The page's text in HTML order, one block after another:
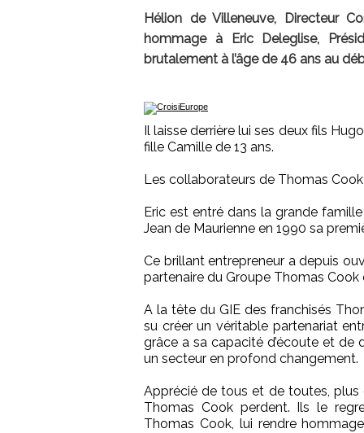
Hélion de Villeneuve, Directeur
hommage à Eric Deleglise,
brutalement à l’âge de 46 ans au
Il laisse derrière lui ses deux fils
fille Camille de 13 ans.
Les collaborateurs de Thomas
Eric est entré dans la grande
Jean de Maurienne en 1990 sa
Ce brillant entrepreneur a depuis
partenaire du Groupe Thomas Cook
A la tête du GIE des franchisés
su créer un véritable partenariat
grâce a sa capacité d’écoute et de
un secteur en profond changement.
Apprécié de tous et de toutes, plus
Thomas Cook perdent. Ils le
Thomas Cook, lui rendre